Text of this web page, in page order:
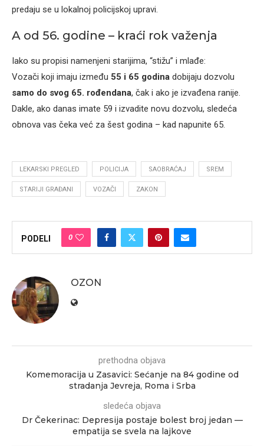
predaju se u lokalnoj policijskoj upravi.
A od 56. godine – kraći rok važenja
Iako su propisi namenjeni starijima, “stižu” i mlađe:
Vozači koji imaju između 55 i 65 godina dobijaju dozvolu
samo do svog 65. rođendana, čak i ako je izvađena ranije.
Dakle, ako danas imate 59 i izvadite novu dozvolu, sledeća
obnova vas čeka već za šest godina – kad napunite 65.
LEKARSKI PREGLED POLICIJA SAOBRAĆAJ SREM
STARIJI GRAĐANI VOZAČI ZAKON
PODELI 0
OZON
prethodna objava
Komemoracija u Zasavici: Sećanje na 84 godine od
stradanja Jevreja, Roma i Srba
sledeća objava
Dr Čekerinac: Depresija postaje bolest broj jedan —
empatija se svela na lajkove